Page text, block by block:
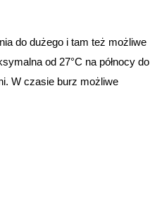
do dużego i tam też możliwe
od 27°C na północy do
W czasie burz możliwe